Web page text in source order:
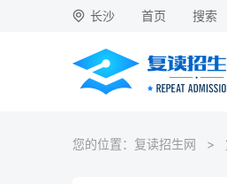
长沙 首页 搜索
您的位置： 复读招生网 >